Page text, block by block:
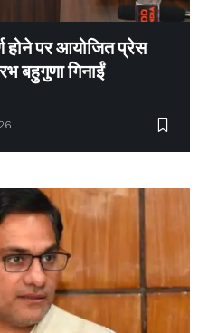
होने पर आयोजित प्रेस
बहुगुणा गिनाईं